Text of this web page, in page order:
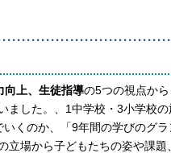
向上、生徒指導の5つの視点か
ました。、1中学校・3小学校
くのか、「9年間の学びのグ
立場から子どもたちの姿や課